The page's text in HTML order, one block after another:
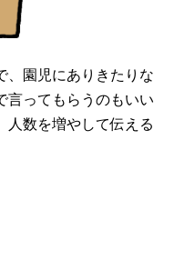
、園児にありきたりな
言ってもらうのもいい
人数を増やして伝える